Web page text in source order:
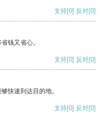
支持[0] 反对[0]
钱又省心。
支持[0] 反对[0]
快速到达目的地。
支持[0] 反对[0]